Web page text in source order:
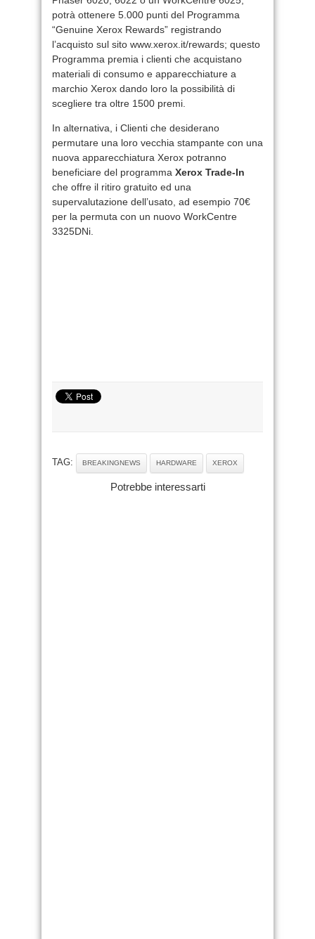
potrà ottenere 5.000 punti del Programma
“Genuine Xerox Rewards” registrando
l’acquisto sul sito www.xerox.it/rewards; questo
Programma premia i clienti che acquistano
materiali di consumo e apparecchiature a
marchio Xerox dando loro la possibilità di
scegliere tra oltre 1500 premi.
In alternativa, i Clienti che desiderano
permutare una loro vecchia stampante con una
nuova apparecchiatura Xerox potranno
beneficiare del programma Xerox Trade-In
che offre il ritiro gratuito ed una
supervalutazione dell’usato, ad esempio 70€
per la permuta con un nuovo WorkCentre
3325DNi.
TAG: BREAKINGNEWS HARDWARE XEROX
Potrebbe interessarti